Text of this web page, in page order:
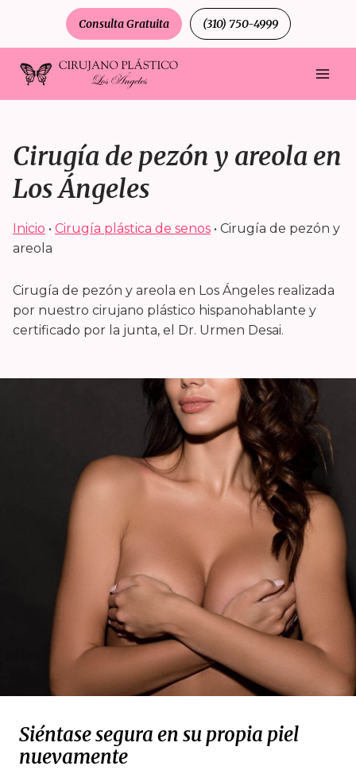
contenido
Consulta Gratuita (310) 750-4999
Cirugía de pezón y areola en
Los Ángeles
Inicio • Cirugía plástica de senos • Cirugía de pezón y
areola
Cirugía de pezón y areola en Los Ángeles realizada
por nuestro cirujano plástico hispanohablante y
certificado por la junta, el Dr. Urmen Desai.
Siéntase segura en su propia piel
nuevamente